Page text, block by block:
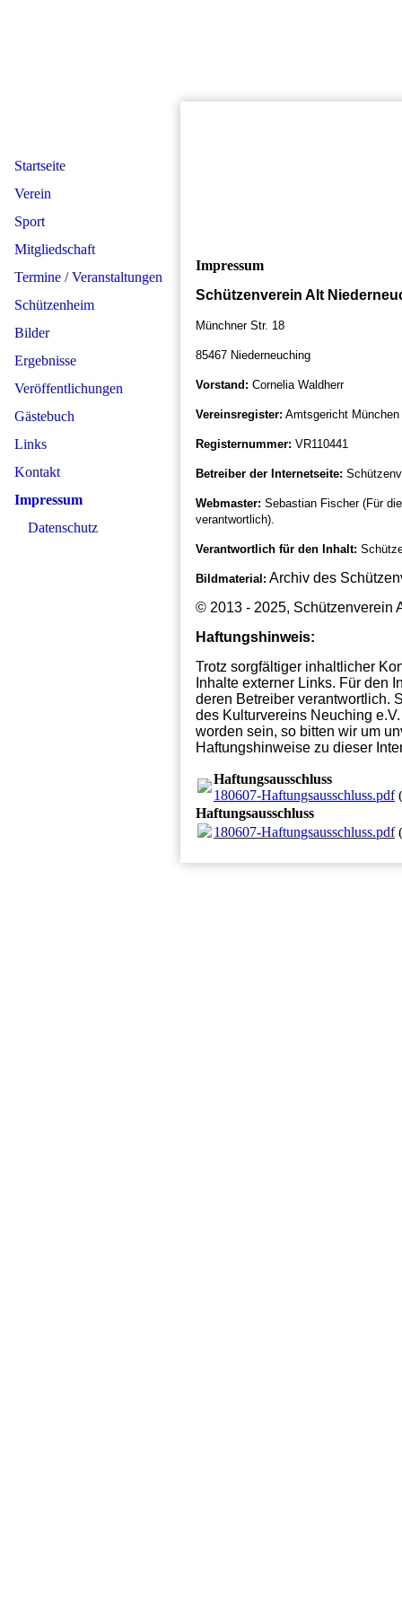
Startseite
Verein
Sport
Mitgliedschaft
Termine / Veranstaltungen
Schützenheim
Bilder
Ergebnisse
Veröffentlichungen
Gästebuch
Links
Kontakt
Impressum
Datenschutz
Impressum
Schützenverein Alt
Münchner Str. 18
85467 Niederneuching
Vorstand: Cornelia Waldherr
Vereinsregister: Amtsgericht München
Registernummer: VR110441
Betreiber der Internetseite:
Webmaster: Sebastian Fischer (Für
verantwortlich).
Verantwortlich für den Inhalt:
Bildmaterial: Archiv des
© 2013 - 2025, Schützenverein
Haftungshinweis:
Trotz sorgfältiger inhaltlicher
Inhalte externer Links. Für den
deren Betreiber verantwortlich.
des Kulturvereins Neuching
worden sein, so bitten wir um
Haftungshinweise zu dieser
Haftungsausschluss
180607-Haftungsausschluss.pdf
Haftungsausschluss
180607-Haftungsausschluss.pdf